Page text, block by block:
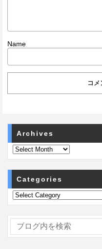
Name
Archives
Categories